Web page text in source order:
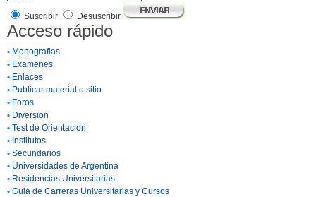
Suscribir Desuscribir
Acceso rápido
• Monografias
• Examenes
• Enlaces
• Publicar material o sitio
• Foros
• Diversion
• Test de Orientacion
• Institutos
• Secundarios
• Universidades de Argentina
• Residencias Universitarias
• Guia de Carreras Universitarias y Cursos